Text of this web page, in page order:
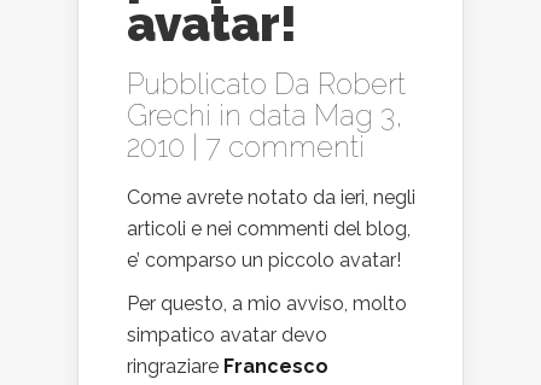
avatar!
Pubblicato Da Robert
Grechi in data Mag 3,
2010 | 7 commenti
Come avrete notato da ieri, negli
articoli e nei commenti del blog,
e’ comparso un piccolo avatar!
Per questo, a mio avviso, molto
simpatico avatar devo
ringraziare Francesco